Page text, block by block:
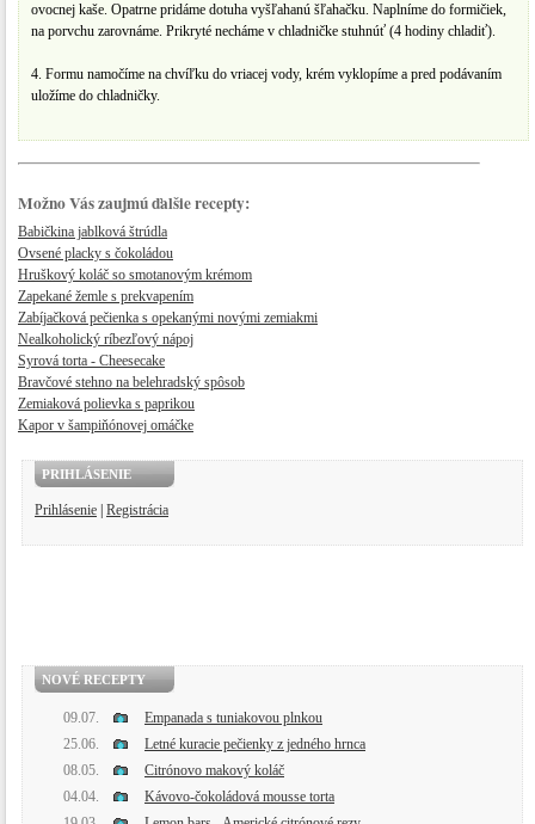
ovocnej kaše. Opatrne pridáme dotuha vyšľahanú šľahačku. Naplníme do formičiek,
na porvchu zarovnáme. Prikryté necháme v chladničke stuhnúť (4 hodiny chladiť).
4. Formu namočíme na chvíľku do vriacej vody, krém vyklopíme a pred podávaním
uložíme do chladničky.
Možno Vás zaujmú ďalšie recepty:
Babičkina jablková štrúdla
Ovsené placky s čokoládou
Hruškový koláč so smotanovým krémom
Zapekané žemle s prekvapením
Zabíjačková pečienka s opekanými novými zemiakmi
Nealkoholický ríbezľový nápoj
Syrová torta - Cheesecake
Bravčové stehno na belehradský spôsob
Zemiaková polievka s paprikou
Kapor v šampiňónovej omáčke
PRIHLÁSENIE
Prihlásenie Registrácia
NOVÉ RECEPTY
09.07.
Empanada s tuniakovou plnkou
25.06.
Letné kuracie pečienky z jedného hrnca
08.05.
Citrónovo makový koláč
04.04.
Kávovo-čokoládová mousse torta